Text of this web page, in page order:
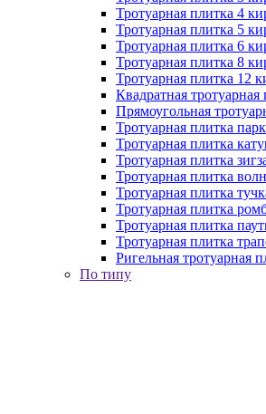
Тротуарная плитка 4
Тротуарная плитка 5
Тротуарная плитка 6
Тротуарная плитка 8
Тротуарная плитка 12
Квадратная тротуарная
Прямоугольная
Тротуарная плитка
Тротуарная плитка
Тротуарная плитка
Тротуарная плитка
Тротуарная плитка
Тротуарная плитка
Тротуарная плитка
Тротуарная плитка
Ригельная тротуарная
По типу